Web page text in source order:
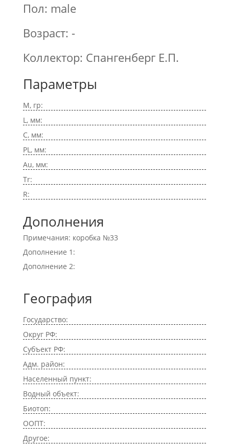
Пол: male
Возраст: -
Коллектор: Спангенберг Е.П.
Параметры
M, гр:
L, мм:
C, мм:
PL, мм:
Au, мм:
Tr:
R:
Дополнения
Примечания: коробка №33
Дополнение 1:
Дополнение 2:
География
Государство:
Округ РФ:
Субъект РФ:
Адм. район:
Населенный пункт:
Водный объект:
Биотоп:
ООПТ:
Другое: